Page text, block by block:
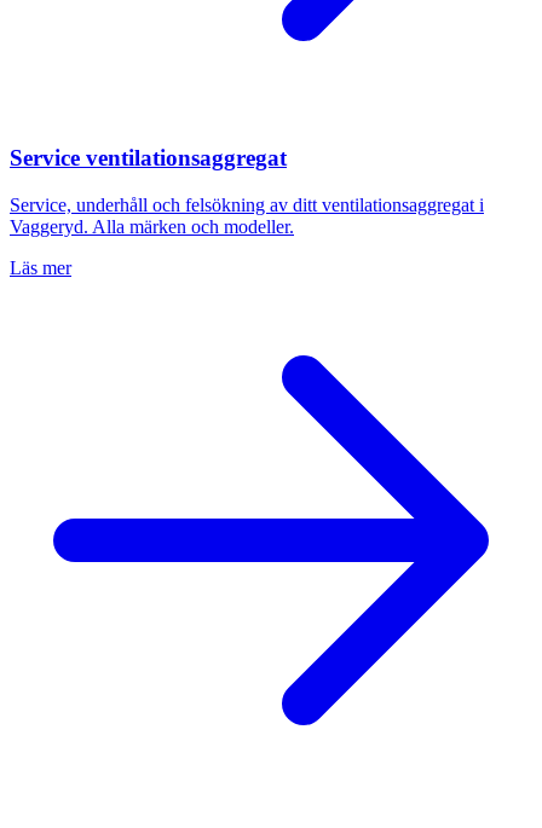
Service ventilationsaggregat
Service, underhåll och felsökning av ditt ventilationsaggregat i
Vaggeryd. Alla märken och modeller.
Läs mer